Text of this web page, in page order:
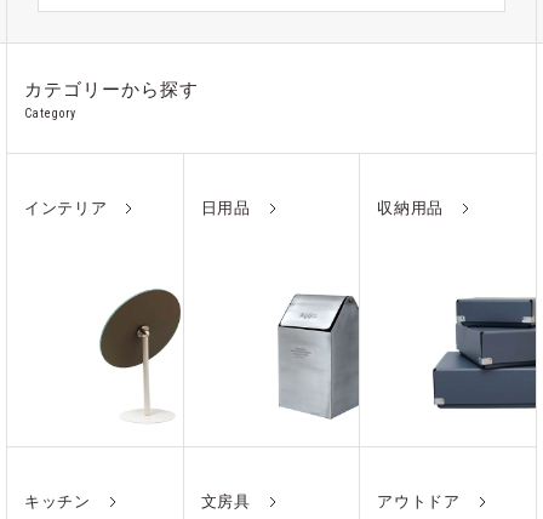
カテゴリーから探す
Category
インテリア 日用品 収納用品
キッチン 文房具 アウトドア